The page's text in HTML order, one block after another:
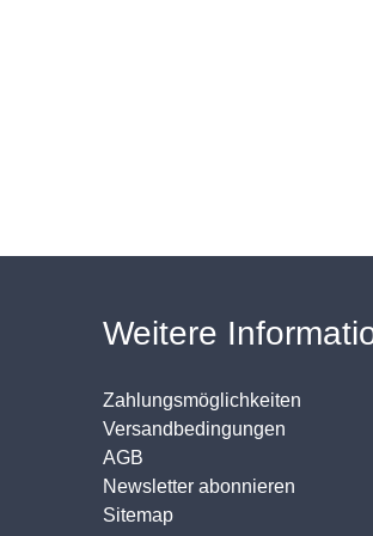
Weitere
Zahlungsmöglichkeiten
Versandbedingungen
AGB
Newsletter abonnieren
Sitemap